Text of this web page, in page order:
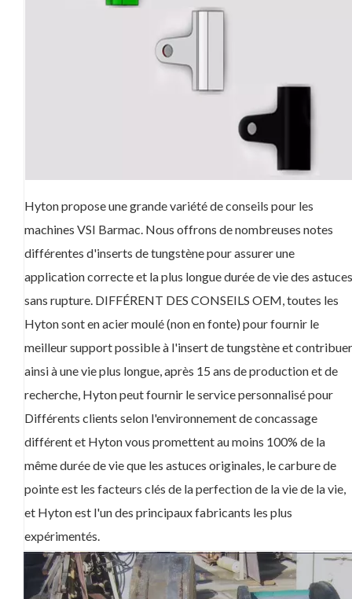
Hyton propose une grande variété de conseils pour les
machines VSI Barmac. Nous offrons de nombreuses notes
différentes d'inserts de tungstène pour assurer une
application correcte et la plus longue durée de vie des astuces
sans rupture. DIFFÉRENT DES CONSEILS OEM, toutes les
Hyton sont en acier moulé (non en fonte) pour fournir le
meilleur support possible à l'insert de tungstène et contribuer
ainsi à une vie plus longue, après 15 ans de production et de
recherche, Hyton peut fournir le service personnalisé pour
Différents clients selon l'environnement de concassage
différent et Hyton vous promettent au moins 100% de la
même durée de vie que les astuces originales, le carbure de
pointe est les facteurs clés de la perfection de la vie de la vie,
et Hyton est l'un des principaux fabricants les plus
expérimentés.